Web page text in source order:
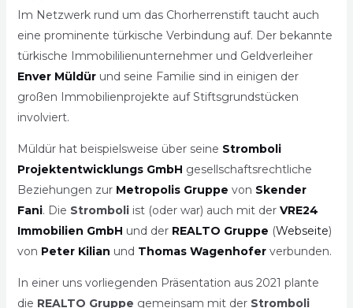
Im Netzwerk rund um das Chorherrenstift taucht auch
eine prominente türkische Verbindung auf. Der bekannte
türkische Immobililienunternehmer und Geldverleiher
Enver Müldürund seine Familie sind in einigen der
großen Immobilienprojekte auf Stiftsgrundstücken
involviert.
Müldür hat beispielsweise über seine Stromboli
Projektentwicklungs GmbH gesellschaftsrechtliche
Beziehungen zur Metropolis Gruppe von Skender
Fani. Die Stromboliist (oder war) auch mit der VRE24
Immobilien GmbH und der REALTO Gruppe (Webseite)
von Peter Kilian und Thomas Wagenhoferverbunden.
In einer uns vorliegenden Präsentation aus 2021 plante
die REALTO Gruppe gemeinsam mit der Stromboli